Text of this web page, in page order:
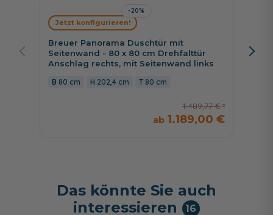
-20%
Breuer Panorama Duschtür mit
Seitenwand - 80 x 80 cm Drehfalttür
Anschlag rechts, mit Seitenwand links
80 cm 202,4 cm 80 cm
1.489,77 €
1.189,00 €
Jetzt konfigurieren!
Das könnte Sie auch
interessieren
16